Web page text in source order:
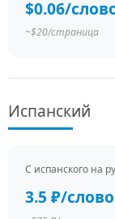
$0.06/
~$20/страница
Испанский
С испанского на
3.5 ₽/слово